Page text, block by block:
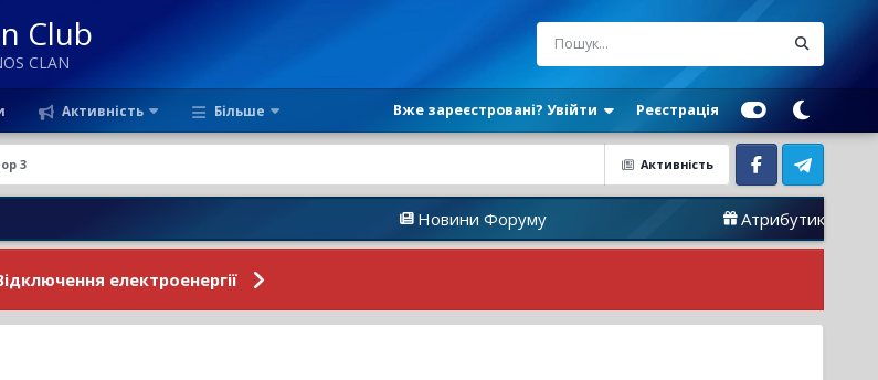
Club
CLAN
Активність Більше Вже зареєстровані? Увійти Реєстрація
Активність
3
Facebook Telegram
Новини Форуму Атрибутика
електроенергії